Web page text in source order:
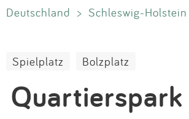
Deutschland > Schleswig-Holstein
Spielplatz Bolzplatz
Quartierspark